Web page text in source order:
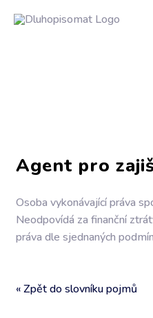
Agent pro
Osoba vykonávající práva
Neodpovídá za finanční
práva dle sjednaných
« Zpět do slovníku pojmů